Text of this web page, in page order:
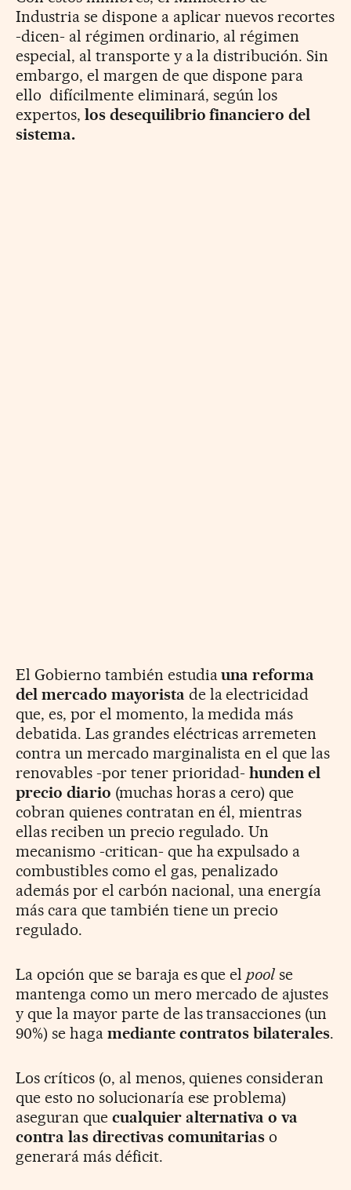
Industria se dispone a aplicar nuevos recortes
-dicen- al régimen ordinario, al régimen
especial, al transporte y a la distribución. Sin
embargo, el margen de que dispone para
ello difícilmente eliminará, según los
expertos, los desequilibrio financiero del
sistema.
El Gobierno también estudiauna reforma
del mercado mayorista de la electricidad
que, es, por el momento, la medida más
debatida. Las grandes eléctricas arremeten
contra un mercado marginalista en el que las
renovables -por tener prioridad-hunden el
precio diario (muchas horas a cero) que
cobran quienes contratan en él, mientras
ellas reciben un precio regulado. Un
mecanismo -critican- que ha expulsado a
combustibles como el gas, penalizado
además por el carbón nacional, una energía
más cara que también tiene un precio
regulado.
La opción que se baraja es que el pool se
mantenga como un mero mercado de ajustes
y que la mayor parte de las transacciones (un
90%) se haga mediante contratos bilaterales.
Los críticos (o, al menos, quienes consideran
que esto no solucionaría ese problema)
aseguran que cualquier alternativa o va
contra las directivas comunitarias o
generará más déficit.